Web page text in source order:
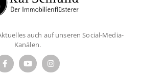
auch auf unseren Social-Media-
Kanälen.